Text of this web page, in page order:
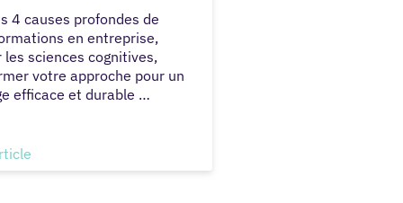
4 causes profondes de
en entreprise,
sciences cognitives,
votre approche pour un
efficace et durable …